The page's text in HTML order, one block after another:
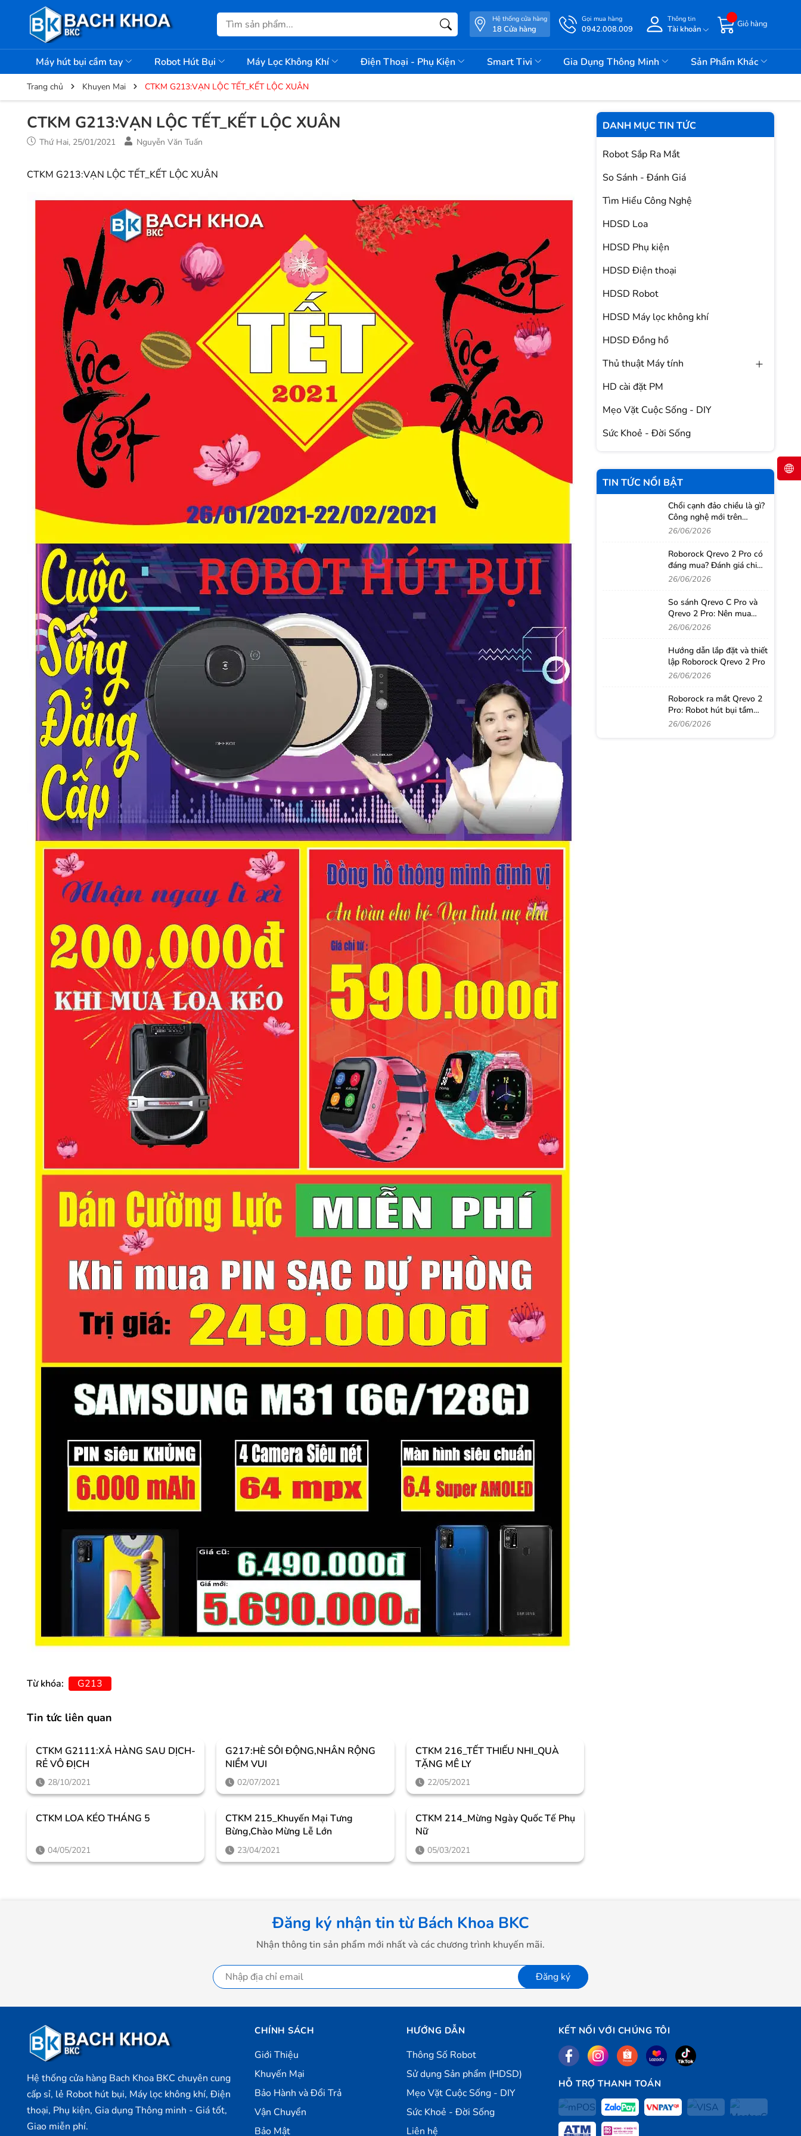
Hệ thống cửa hàng
18 Cửa hàng
Gọi mua hàng
0942.008.009
Thông tin
Tài khoản
Giỏ hàng
Máy hút bụi cầm tay Robot Hút Bụi Máy Lọc Không Khí Điện Thoại - Phụ Kiện Smart Tivi Gia Dụng Thông Minh Sản Phẩm Khác
Trang chủ Khuyen Mai CTKM G213:VẠN LỘC TẾT_KẾT LỘC XUÂN
CTKM G213:VẠN LỘC TẾT_KẾT LỘC XUÂN
Thứ Hai, 25/01/2021 Nguyễn Văn Tuấn
CTKM G213:VẠN LỘC TẾT_KẾT LỘC XUÂN
Từ khóa: G213
Tin tức liên quan
CTKM G2111:XẢ HÀNG SAU DỊCH-
RẺ VÔ ĐỊCH
28/10/2021
G217:HÈ SÔI ĐỘNG,NHÂN RỘNG
NIỀM VUI
02/07/2021
CTKM 216_TẾT THIẾU NHI_QUÀ
TẶNG MÊ LY
22/05/2021
CTKM LOA KÉO THÁNG 5
04/05/2021
CTKM 215_Khuyến Mại Tưng
Bừng,Chào Mừng Lễ Lớn
23/04/2021
CTKM 214_Mừng Ngày Quốc Tế Phụ
Nữ
05/03/2021
DANH MỤC TIN TỨC
Robot Sắp Ra Mắt
So Sánh - Đánh Giá
Tìm Hiểu Công Nghệ
HDSD Loa
HDSD Phụ kiện
HDSD Điện thoại
HDSD Robot
HDSD Máy lọc không khí
HDSD Đồng hồ
Thủ thuật Máy tính
HD cài đặt PM
Mẹo Vặt Cuộc Sống - DIY
Sức Khoẻ - Đời Sống
TIN TỨC NỔI BẬT
Chổi cạnh đảo chiều là gì?
Công nghệ mới trên
Roborock Qrevo 2 Pro
26/06/2026
Roborock Qrevo 2 Pro có
đáng mua? Đánh giá chi
tiết sau thời gian sử dụng
26/06/2026
So sánh Qrevo C Pro và
Qrevo 2 Pro: Nên mua
robot hút bụi nào?
26/06/2026
Hướng dẫn lắp đặt và thiết
lập Roborock Qrevo 2 Pro
26/06/2026
Roborock ra mắt Qrevo 2
Pro: Robot hút bụi tầm
trung với loạt công nghệ
26/06/2026
Đăng ký nhận tin từ Bách Khoa BKC
Nhận thông tin sản phẩm mới nhất và các chương trình khuyến mãi.
Đăng ký
Hệ thống cửa hàng Bach Khoa BKC chuyên cung
cấp sỉ, lẻ Robot hút bụi, Máy lọc không khí, Điện
thoại, Phụ kiện, Gia dụng Thông minh - Giá tốt,
Giao miễn phí.
CHÍNH SÁCH
Giới Thiệu
Khuyến Mại
Bảo Hành và Đổi Trả
Vận Chuyển
Bảo Mật
HƯỚNG DẪN
Thông Số Robot
Sử dụng Sản phẩm (HDSD)
Mẹo Vặt Cuộc Sống - DIY
Sức Khoẻ - Đời Sống
Liên hệ
KẾT NỐI VỚI CHÚNG TÔI
HỖ TRỢ THANH TOÁN